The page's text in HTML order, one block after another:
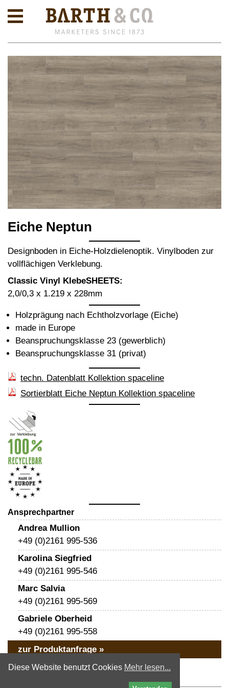
Diese Website benutzt Cookies Mehr lesen...
Eiche Neptun
Designboden in Eiche-Holzdielenoptik. Vinylboden zur
vollflächigen Verklebung.
Classic Vinyl KlebeSHEETS:
2,0/0,3 x 1.219 x 228mm
Holzprägung nach Echtholzvorlage (Eiche)
made in Europe
Beanspruchungsklasse 23 (gewerblich)
Beanspruchungsklasse 31 (privat)
techn. Datenblatt Kollektion spaceline
Sortierblatt Eiche Neptun Kollektion spaceline
Ansprechpartner
Andrea Mullion
+49 (0)2161 995-536
Karolina Siegfried
+49 (0)2161 995-546
Marc Salvia
+49 (0)2161 995-569
Gabriele Oberheid
+49 (0)2161 995-558
zur Produktanfrage »
« zurück